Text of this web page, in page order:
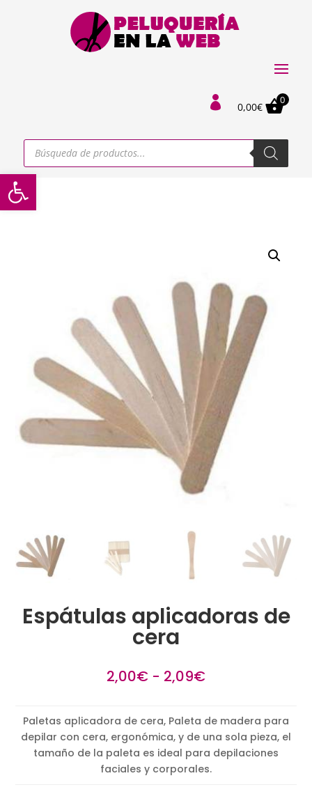
Abrir barra de herramientas
 0,00€
0
Búsqueda
productos
Espátulas aplicadoras de
cera
2,00€ - 2,09€Rango
desde
2,00€
hasta
2,09€
Paletas aplicadora de cera, Paleta de madera para
depilar con cera, ergonómica, y de una sola pieza, el
tamaño de la paleta es ideal para depilaciones
faciales y corporales.